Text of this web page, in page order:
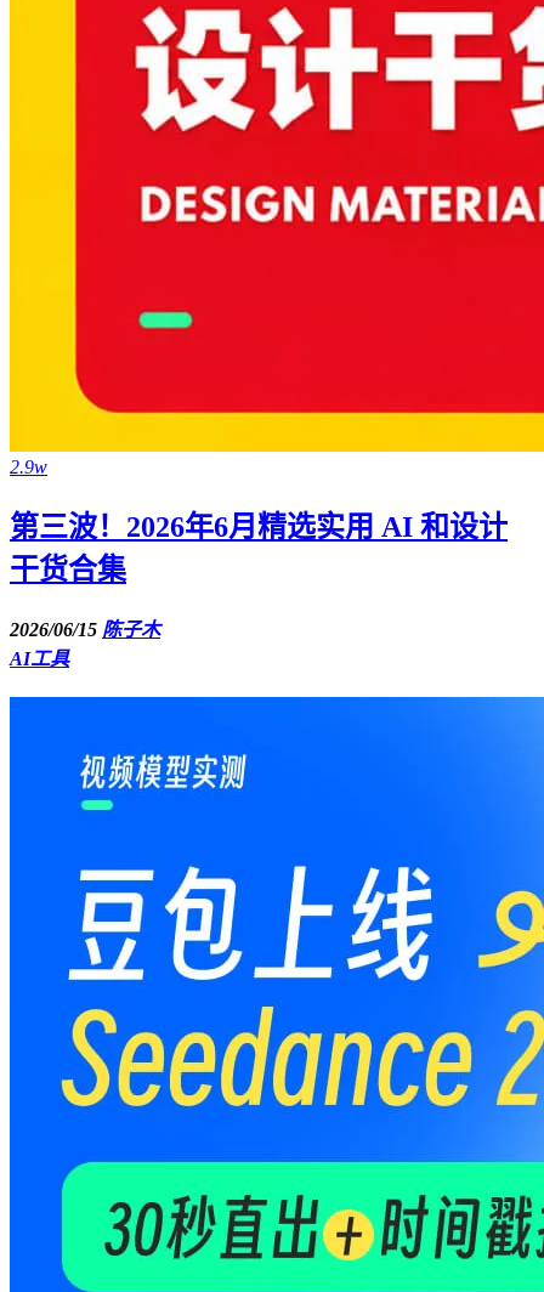
2.9w
第三波！2026年6月精选实用 AI 和设计
干货合集
2026/06/15 陈子木
AI工具